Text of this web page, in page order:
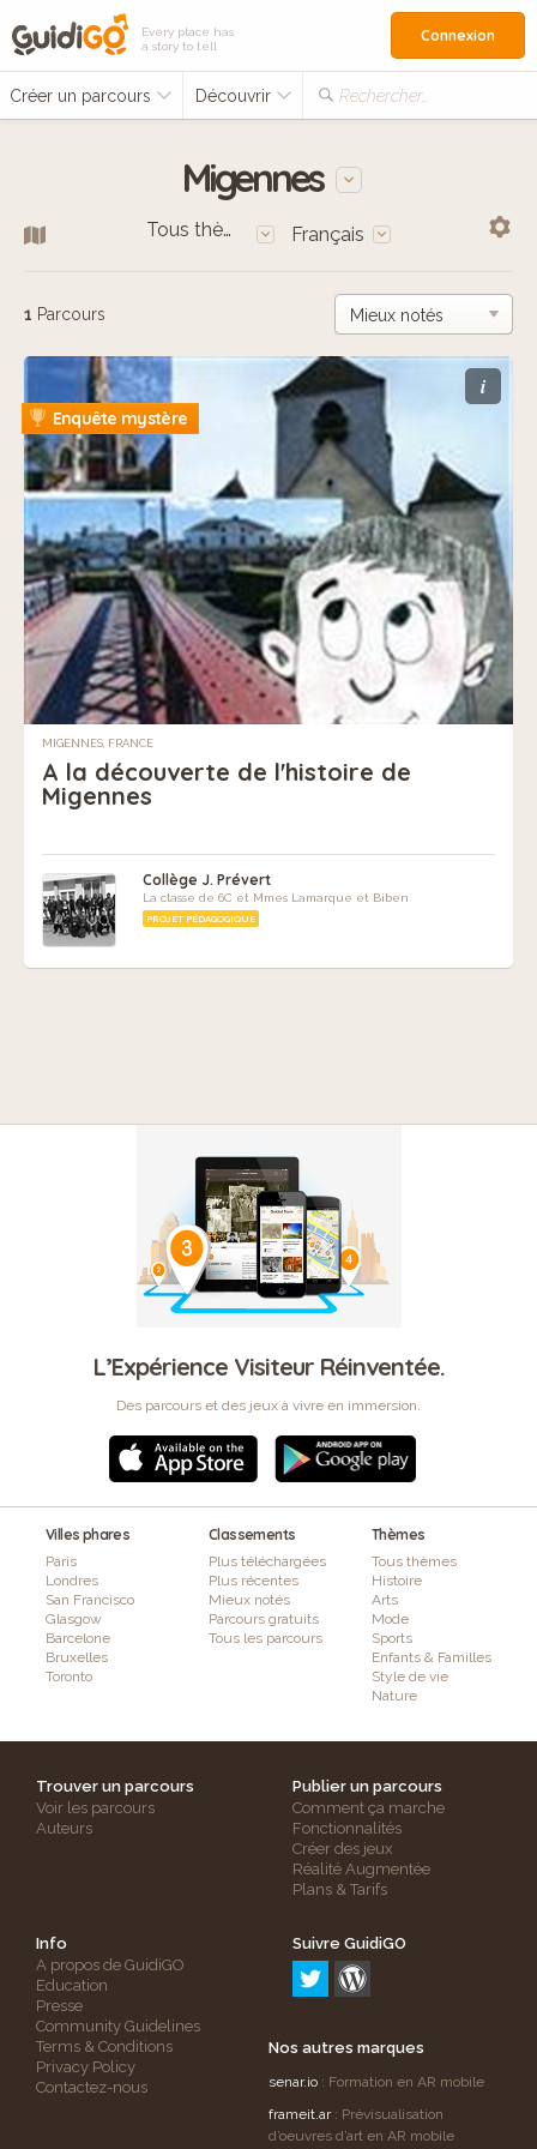
Every place has
a story to tell
Créer un parcours Découvrir Rechercher…
Connexion
Migennes
Tous thèmes Français
1 Parcours
i
Enquête mystère
MIGENNES, FRANCE
A la découverte de l'histoire de
Migennes
Collège J. Prévert
La classe de 6C et Mmes Lamarque et Biben
PROJET PÉDAGOGIQUE
L’Expérience Visiteur Réinventée.
Des parcours et des jeux à vivre en immersion.
Villes phares
Paris
Londres
San Francisco
Glasgow
Barcelone
Bruxelles
Toronto
Classements
Plus téléchargées
Plus récentes
Mieux notés
Parcours gratuits
Tous les parcours
Thèmes
Tous thèmes
Histoire
Arts
Mode
Sports
Enfants & Familles
Style de vie
Nature
Trouver un parcours
Voir les parcours
Auteurs
Publier un parcours
Comment ça marche
Fonctionnalités
Créer des jeux
Réalité Augmentée
Plans & Tarifs
Info
A propos de GuidiGO
Education
Presse
Community Guidelines
Terms & Conditions
Privacy Policy
Contactez-nous
Suivre GuidiGO
Nos autres marques
senar.io : Formation en AR mobile
frameit.ar: Prévisualisation
d’oeuvres d’art en AR mobile